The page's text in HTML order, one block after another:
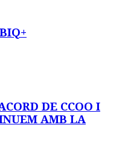
DE CCOO I
AMB LA